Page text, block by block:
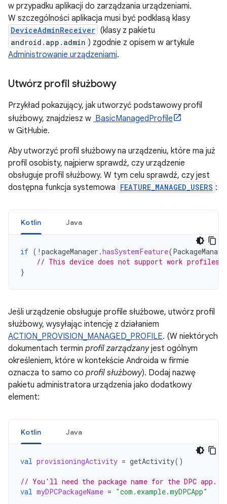
w przypadku aplikacji do zarządzania urządzeniami.
W szczególności aplikacja musi być podklasą klasy
DeviceAdminReceiver (klasy z pakietu
android.app.admin ) zgodnie z opisem w artykule
Administrowanie urządzeniami.
Utwórz profil służbowy
Przykład pokazujący, jak utworzyć podstawowy profil
służbowy, znajdziesz w BasicManagedProfile
w GitHubie.
Aby utworzyć profil służbowy na urządzeniu, które ma już
profil osobisty, najpierw sprawdź, czy urządzenie
obsługuje profil służbowy. W tym celu sprawdź, czy jest
dostępna funkcja systemowa FEATURE_MANAGED_USERS :
Kotlin Java
if ( ! packageManager .hasSystemFeature(
// This device does not support work profiles!
}
Jeśli urządzenie obsługuje profile służbowe, utwórz profil
służbowy, wysyłając intencję z działaniem
ACTION_PROVISION_MANAGED_PROFILE. (W niektórych
dokumentach termin profil zarządzanyjest ogólnym
określeniem, które w kontekście Androida w firmie
oznacza to samo co profil służbowy). Dodaj nazwę
pakietu administratora urządzenia jako dodatkowy
element:
Kotlin Java
val provisioningActivity = getActivity()
// You'll need the package name for the DPC app.
val myDPCPackageName = "com.example.myDPCApp"